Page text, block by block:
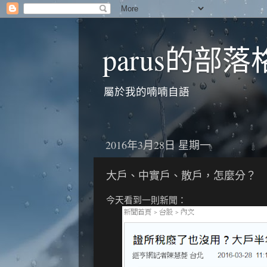
parus的部落
屬於我的喃喃自語
2016年3月28日 星期一
大戶、中實戶、散戶，怎麼分？
今天看到一則新聞：